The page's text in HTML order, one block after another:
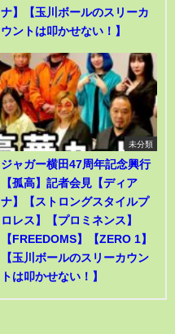
ナ】【玉川ボールのスリーカ
ウントは叩かせない！】
未分類
ジャガー横田47周年記念興行
【孤高】記者会見【ディア
ナ】【ストロングスタイルプ
ロレス】【プロミネンス】
【FREEDOMS】【ZERO 1】
【玉川ボールのスリーカウン
トは叩かせない！】